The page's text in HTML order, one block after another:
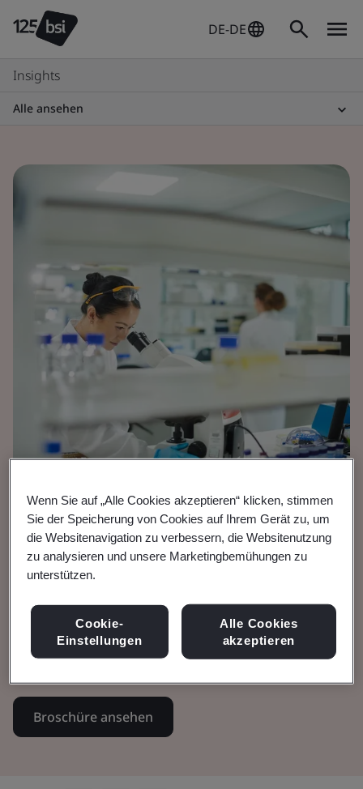
DE-DE
Insights
Alle ansehen
Broschüre
Medizinprodukte
MDR Artikel 117
Produkte der Arzneimittel-Medizinprodukt-
Kombination
Broschüre ansehen
Wenn Sie auf „Alle Cookies akzeptieren“ klicken, stimmen
Sie der Speicherung von Cookies auf Ihrem Gerät zu, um
die Websitenavigation zu verbessern, die Websitenutzung
zu analysieren und unsere Marketingbemühungen zu
unterstützen.
Cookie-
Einstellungen
Alle Cookies
akzeptieren